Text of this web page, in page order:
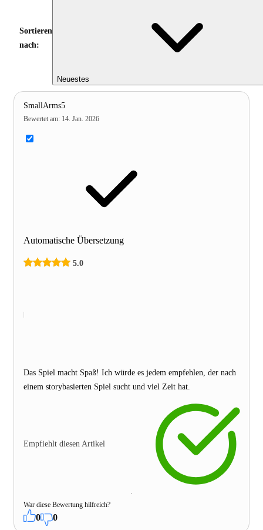
Sortieren
nach:
Neuestes
SmallArms5
Bewertet am: 14. Jan. 2026
Automatische Übersetzung
5.0
Das Spiel macht Spaß! Ich würde es jedem empfehlen, der nach
einem storybasierten Spiel sucht und viel Zeit hat.
Empfiehlt diesen Artikel
War diese Bewertung hilfreich?
0 0